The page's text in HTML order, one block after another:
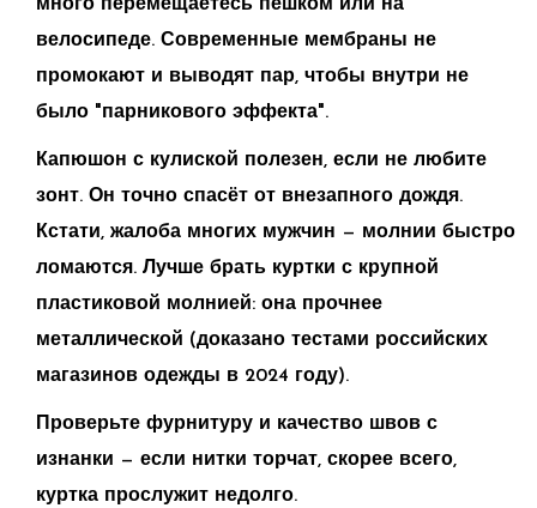
много перемещаетесь пешком или на
велосипеде. Современные мембраны не
промокают и выводят пар, чтобы внутри не
было "парникового эффекта".
Капюшон с кулиской полезен, если не любите
зонт. Он точно спасёт от внезапного дождя.
Кстати, жалоба многих мужчин — молнии быстро
ломаются. Лучше брать куртки с крупной
пластиковой молнией: она прочнее
металлической (доказано тестами российских
магазинов одежды в 2024 году).
Проверьте фурнитуру и качество швов с
изнанки — если нитки торчат, скорее всего,
куртка прослужит недолго.